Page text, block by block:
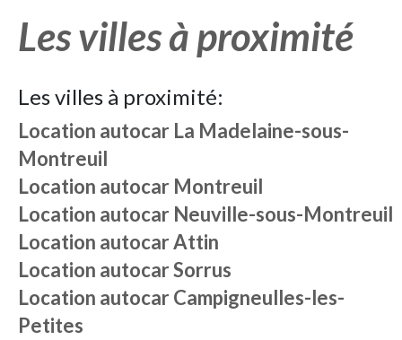
Les villes à proximité
Les villes à proximité:
Location autocar La Madelaine-sous-
Montreuil
Location autocar Montreuil
Location autocar Neuville-sous-Montreuil
Location autocarAttin
Location autocarSorrus
Location autocarCampigneulles-les-
Petites